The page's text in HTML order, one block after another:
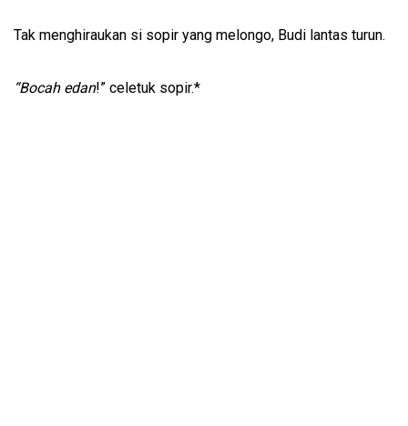
Tak menghiraukan si sopir yang melongo, Budi lantas turun.
“Bocah edan!” celetuk sopir.*